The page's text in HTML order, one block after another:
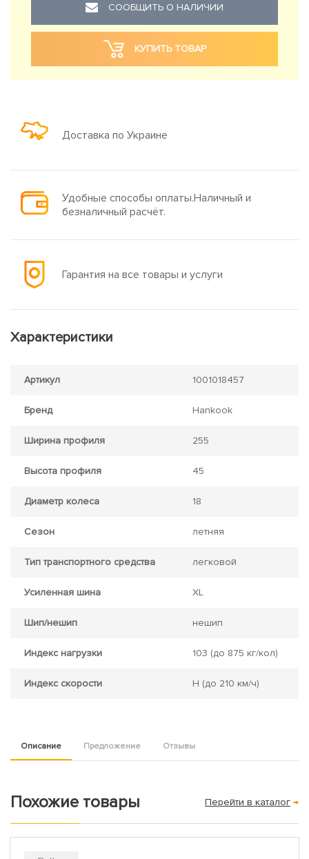
СООБЩИТЬ О НАЛИЧИИ
КУПИТЬ ТОВАР
Доставка по Украине
Удобные способы оплаты.Наличный и
безналичный расчёт.
Гарантия на все товары и услуги
Характеристики
Артикул 1001018457
Бренд Hankook
Ширина профиля 255
Высота профиля 45
Диаметр колеса 18
Сезон летняя
Тип транспортного средства легковой
Усиленная шина XL
Шип/нешип нешип
Индекс нагрузки 103 (до 875 кг/кол)
Индекс скорости H (до 210 км/ч)
Описание Предложение Отзывы
Похожие товары Перейти в каталог →